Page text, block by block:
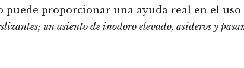
puede proporcionar una ayuda real en el uso
un asiento de inodoro elevado, asideros y